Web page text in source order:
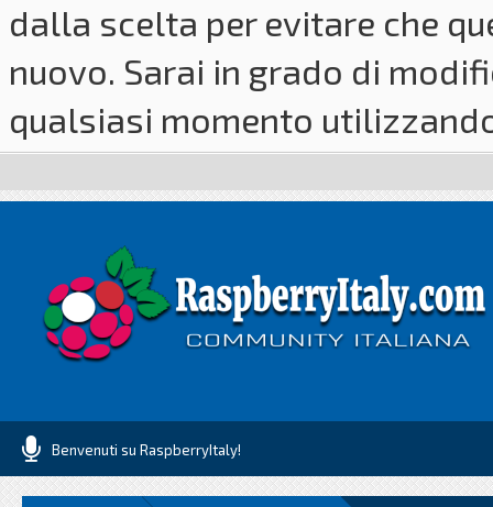
dalla scelta per evitare che
nuovo. Sarai in grado di
qualsiasi momento
Benvenuti su RaspberryItaly!